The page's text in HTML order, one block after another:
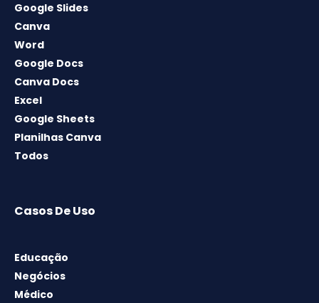
Google Slides
Canva
Word
Google Docs
Canva Docs
Excel
Google Sheets
Planilhas Canva
Todos
Casos De Uso
Educação
Negócios
Médico